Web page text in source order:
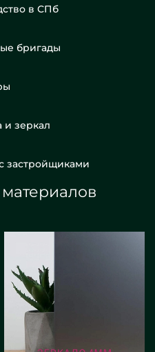
в СПб
бригады
и зеркал
застройщиками